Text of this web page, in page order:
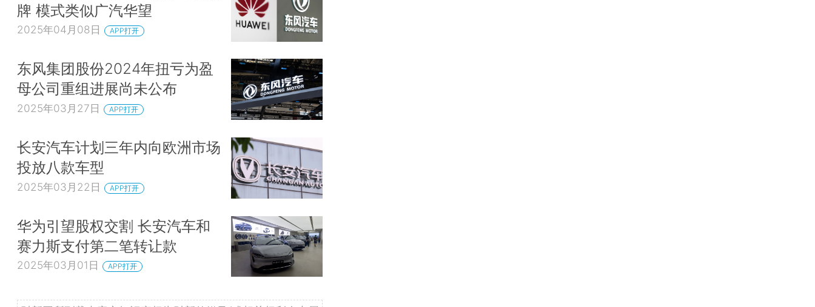
牌 模式类似广汽华望
2025年04月08日 APP打开
东风集团股份2024年扭亏为盈
母公司重组进展尚未公布
2025年03月27日 APP打开
长安汽车计划三年内向欧洲市场
投放八款车型
2025年03月22日 APP打开
华为引望股权交割 长安汽车和
赛力斯支付第二笔转让款
2025年03月01日 APP打开